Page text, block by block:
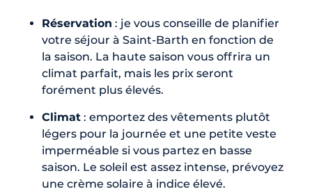
Réservation : je vous conseille de planifier
votre séjour à Saint-Barth en fonction de
la saison. La haute saison vous offrira un
climat parfait, mais les prix seront
forément plus élevés.
Climat : emportez des vêtements plutôt
légers pour la journée et une petite veste
imperméable si vous partez en basse
saison. Le soleil est assez intense, prévoyez
une crème solaire à indice élevé.